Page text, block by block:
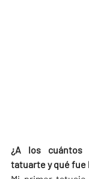
¿A los cuántos
tatuarte y qué fue